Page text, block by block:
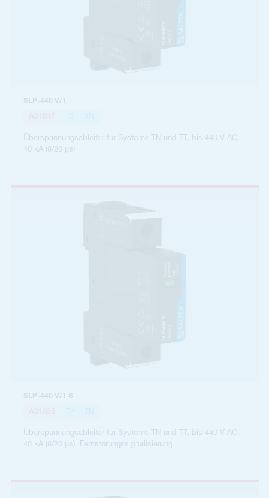
SLP-440 V/1
Überspannungsableiter für Systeme TN und TT, bis 440 V AC,
40 kA (8/20 µs)
SLP-440 V/1 S
Überspannungsableiter für Systeme TN und TT, bis 440 V AC,
40 kA (8/20 µs), Fernstörungssignalisierung